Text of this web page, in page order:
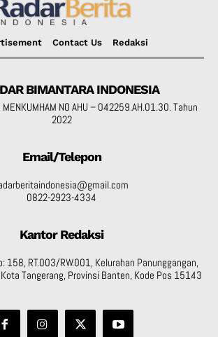
Contact Us Redaksi
BIMANTARA INDONESIA
NO AHU – 042259.AH.01.30. Tahun
2022
Email/Telepon
0822-2923-4334
Kantor Redaksi
158, RT.003/RW.001, Kelurahan Panunggangan,
Tangerang, Provinsi Banten, Kode Pos 15143